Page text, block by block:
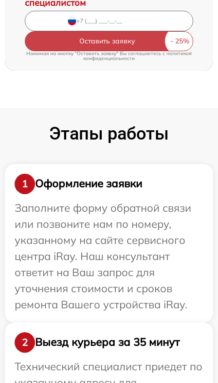
специалистом
Оставить заявку
Нажимая на кнопку "Оставить заявку" Вы соглашаетесь cполитикой
конфиденциальности
Этапы работы
1
Оформление заявки
Заполните форму обратной связи
или позвоните нам по номеру,
указанному на сайте сервисного
центра iRay. Наш консультант
ответит на Ваш запрос для
уточнения стоимости и сроков
ремонта Вашего устройства iRay.
2
Выезд курьера за 35 минут
Технический специалист приедет по